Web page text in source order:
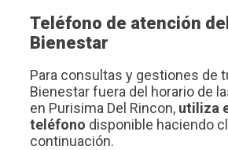
Teléfono de atención
Bienestar
Para consultas y gestiones de
Bienestar fuera del horario de
en Purisima Del Rincon, utiliza
teléfono disponible haciendo
continuación.